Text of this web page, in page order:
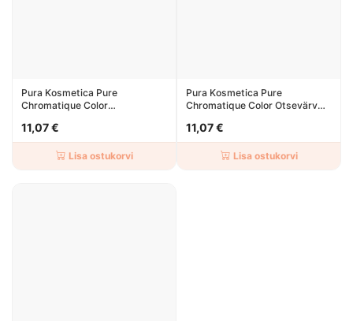
Pura Kosmetica Pure
Chromatique Color
11,07 €
Lisa ostukorvi
Pura Kosmetica Pure
Chromatique Color Otsevärv
11,07 €
Lisa ostukorvi